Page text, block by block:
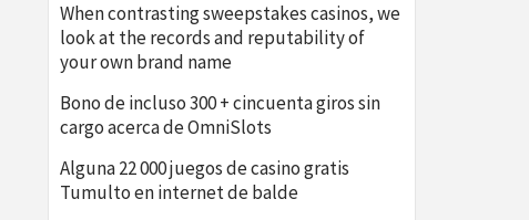
When contrasting sweepstakes casinos, we
look at the records and reputability of
your own brand name
Bono de incluso 300 + cincuenta giros sin
cargo acerca de OmniSlots
Alguna 22 000 juegos de casino gratis
Tumulto en internet de balde